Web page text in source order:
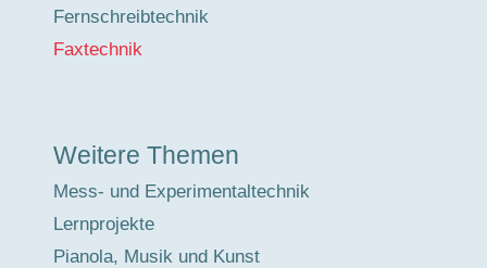
Fernschreibtechnik
Faxtechnik
Weitere Themen
Mess- und Experimentaltechnik
Lernprojekte
Pianola, Musik und Kunst